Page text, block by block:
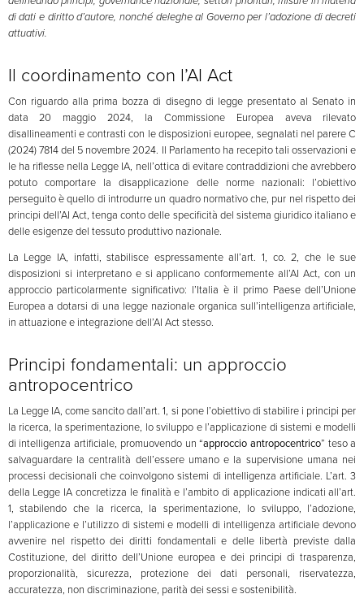
di dati e diritto d’autore, nonché deleghe al Governo per l’adozione di decreti
attuativi.
Il coordinamento con l’AI Act
Con riguardo alla prima bozza di disegno di legge presentato al Senato in
data 20 maggio 2024, la Commissione Europea aveva rilevato
disallineamenti e contrasti con le disposizioni europee, segnalati nel parere C
(2024) 7814 del 5 novembre 2024. Il Parlamento ha recepito tali osservazioni e
le ha riflesse nella Legge IA, nell’ottica di evitare contraddizioni che avrebbero
potuto comportare la disapplicazione delle norme nazionali: l’obiettivo
perseguito è quello di introdurre un quadro normativo che, pur nel rispetto dei
principi dell’AI Act, tenga conto delle specificità del sistema giuridico italiano e
delle esigenze del tessuto produttivo nazionale.
La Legge IA, infatti, stabilisce espressamente all’art. 1, co. 2, che le sue
disposizioni si interpretano e si applicano conformemente all’AI Act, con un
approccio particolarmente significativo: l’Italia è il primo Paese dell’Unione
Europea a dotarsi di una legge nazionale organica sull’intelligenza artificiale,
in attuazione e integrazione dell’AI Act stesso.
Principi fondamentali: un approccio
antropocentrico
La Legge IA, come sancito dall’art. 1, si pone l’obiettivo di stabilire i principi per
la ricerca, la sperimentazione, lo sviluppo e l’applicazione di sistemi e modelli
di intelligenza artificiale, promuovendo un “approccio antropocentrico” teso a
salvaguardare la centralità dell’essere umano e la supervisione umana nei
processi decisionali che coinvolgono sistemi di intelligenza artificiale. L’art. 3
della Legge IA concretizza le finalità e l’ambito di applicazione indicati all’art.
1, stabilendo che la ricerca, la sperimentazione, lo sviluppo, l’adozione,
l’applicazione e l’utilizzo di sistemi e modelli di intelligenza artificiale devono
avvenire nel rispetto dei diritti fondamentali e delle libertà previste dalla
Costituzione, del diritto dell’Unione europea e dei principi di trasparenza,
proporzionalità, sicurezza, protezione dei dati personali, riservatezza,
accuratezza, non discriminazione, parità dei sessi e sostenibilità.